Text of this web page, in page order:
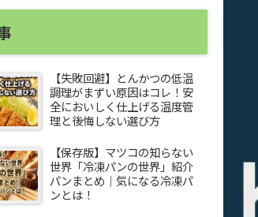
【失敗回避】とんかつの低温
調理がまずい原因はコレ！安
全においしく仕上げる温度管
理と後悔しない選び方
【保存版】マツコの知らない
世界「冷凍パンの世界」紹介
パンまとめ｜気になる冷凍パ
ンとは！